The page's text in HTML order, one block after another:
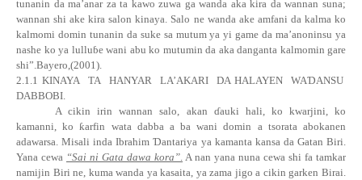
tunanin da ma’anar za ta kawo zuwa ga wanda aka kira da wannan suna;
wannan shi ake kira salon kinaya. Salo ne wanda ake amfani da kalma ko
kalmomi domin tunanin da suke sa mutum ya yi game da ma’anoninsu ya
nashe ko ya lulluɓe wani abu ko mutumin da aka danganta kalmomin gare
shi”.Bayero,(2001).
2.1.1 KINAYA
TA HANYAR LA’AKARI DA HALAYEN WAƊANSU
DABBOBI.
A cikin irin wannan salo, akan ɗauki hali, ko kwarjini, ko
kamanni, koƙarfin wata dabba a ba wani domin a tsorata abokanen
adawarsa. Misali inda IbrahimƊantariya ya kamanta kansa da Gatan Biri.
Yana cewa “Sai ni Gata dawa kora”. A nan yana nuna cewa shi fa tamkar
namijin Biri ne, kuma wanda ya kasaita, ya zama jigo a cikin garken Birai.